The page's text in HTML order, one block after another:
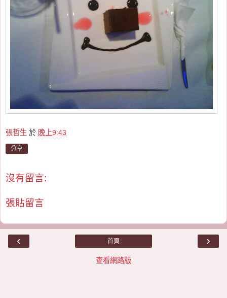
張哲生 於 晚上9:43
分享
沒有留言:
張貼留言
‹ ›
首頁
查看網路版